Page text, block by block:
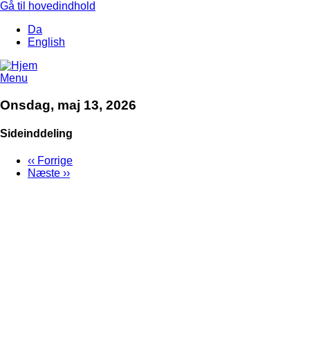
Gå til hovedindhold
Da
English
Menu
Onsdag, maj 13, 2026
Sideinddeling
‹‹ Forrige
Næste ››